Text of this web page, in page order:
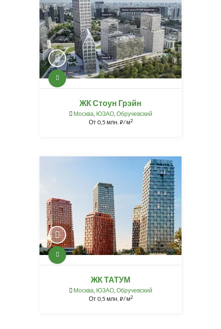
ЖК Стоун Грэйн
Москва, ЮЗАО, Обручевский
От0,5 млн. ⃏/ м2
ЖК ТАТУМ
Москва, ЮЗАО, Обручевский
От0,5 млн. ⃏/ м2